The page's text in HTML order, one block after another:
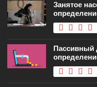
Занятое
Пассивный